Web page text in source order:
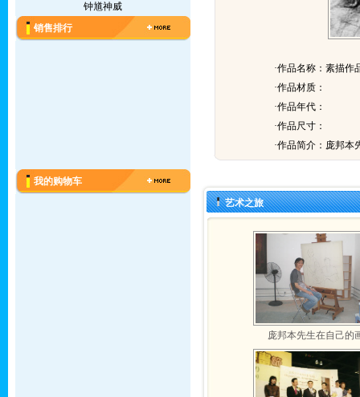
钟馗神威
销售排行
我的购物车
·作品名称：素描作
·作品材质：
·作品年代：
·作品尺寸：
·作品简介： 庞邦本
艺术之旅
庞邦本先生在自己的